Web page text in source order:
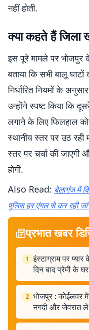
नहीं होती.
क्या कहते हैं जिला
इस पूरे मामले पर भोजपुर
बताया कि सभी बालू
निर्धारित नियमों के
उन्होंने स्पष्ट किया कि
लगाने के लिए फिलहाल
स्थानीय स्तर पर उठ
स्तर पर चर्चा की
होगी.
Also Read: बेलागंज में
पुलिस हर एंगल से कर रही
प्रभात खबर
1 इंस्टाग्राम पर
दिन बाद प्रेमी के
2 भोजपुर : कोईलवर में
नगदी और जेवरात ले